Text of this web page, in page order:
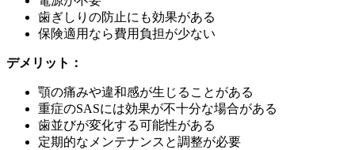
歯ぎしりの防止にも効果がある
保険適用なら費用負担が少ない
デメリット：
顎の痛みや違和感が生じることがある
重症のSASには効果が不十分な場合がある
歯並びが変化する可能性がある
定期的なメンテナンスと調整が必要